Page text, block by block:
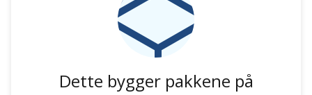
Dette bygger pakkene på